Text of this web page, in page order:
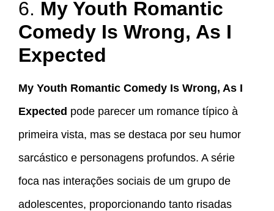
6. My Youth Romantic
Comedy Is Wrong, As I
Expected
My Youth Romantic Comedy Is Wrong, As I
Expected pode parecer um romance típico à
primeira vista, mas se destaca por seu humor
sarcástico e personagens profundos. A série
foca nas interações sociais de um grupo de
adolescentes, proporcionando tanto risadas